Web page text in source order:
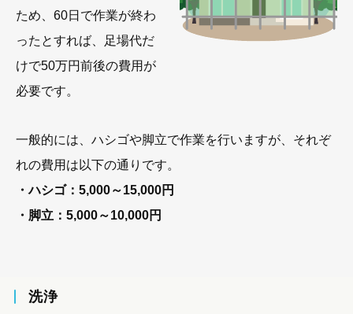
ため、60日で作業が終わ
ったとすれば、足場代だ
けで50万円前後の費用が
必要です。
一般的には、ハシゴや脚立で作業を行いますが、それぞ
れの費用は以下の通りです。
・ハシゴ：5,000～15,000円
・脚立：5,000～10,000円
洗浄